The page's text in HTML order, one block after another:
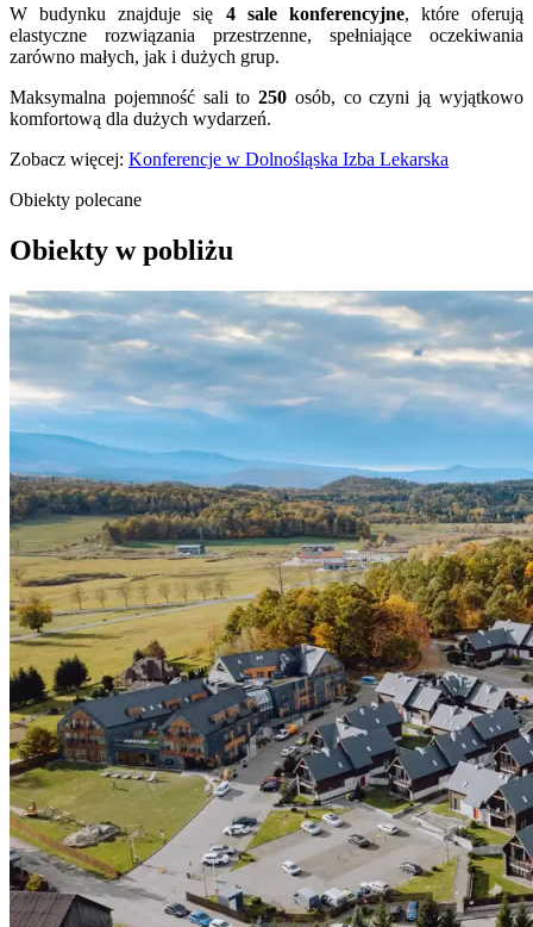
W budynku znajduje się 4 sale konferencyjne, które oferują
elastyczne rozwiązania przestrzenne, spełniające oczekiwania
zarówno małych, jak i dużych grup.
Maksymalna pojemność sali to250 osób, co czyni ją wyjątkowo
komfortową dla dużych wydarzeń.
Zobacz więcej: Konferencje w Dolnośląska Izba Lekarska
Obiekty polecane
Obiekty w pobliżu